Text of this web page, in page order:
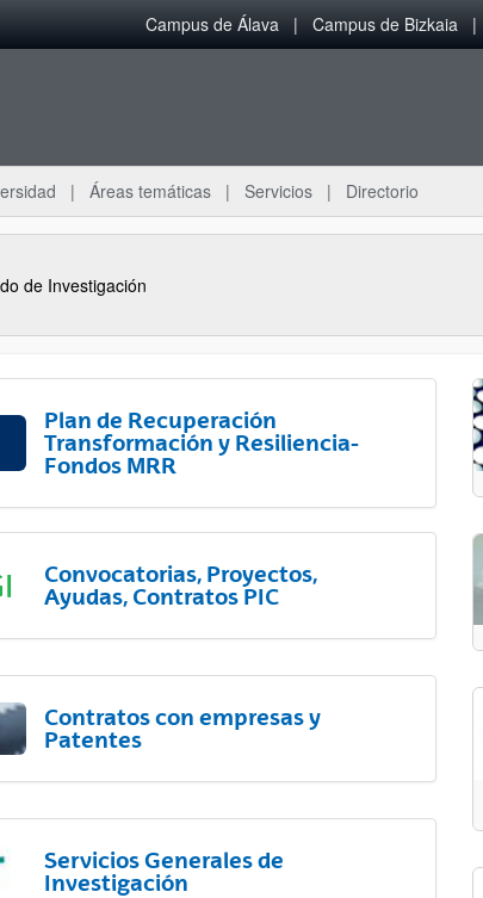
Campus de Álava Campus de Bizkaia
Áreas temáticas Servicios Directorio
de Investigación
Plan de Recuperación
Transformación y Resiliencia-
Fondos MRR
Convocatorias, Proyectos,
Ayudas, Contratos PIC
Contratos con empresas y
Patentes
Servicios Generales de
Investigación